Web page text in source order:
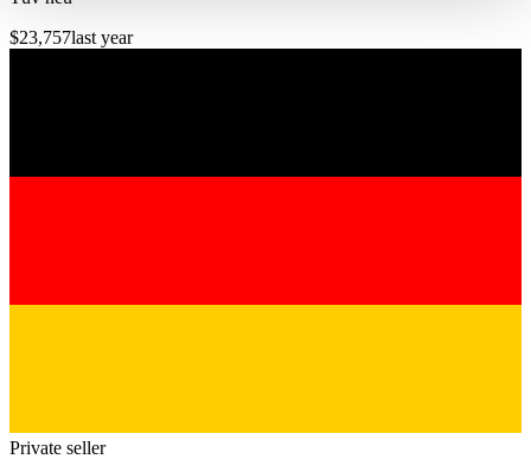
gesammelt haben.
$23,757last year
Private seller